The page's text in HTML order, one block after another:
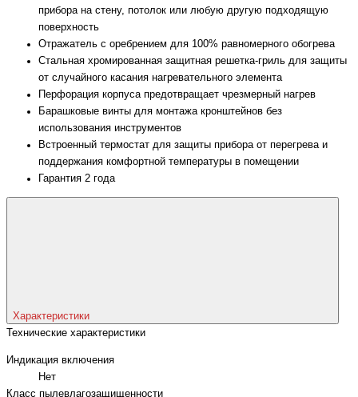
прибора на стену, потолок или любую другую подходящую
поверхность
Отражатель с оребрением для 100% равномерного обогрева
Стальная хромированная защитная решетка-гриль для защиты
от случайного касания нагревательного элемента
Перфорация корпуса предотвращает чрезмерный нагрев
Барашковые винты для монтажа кронштейнов без
использования инструментов
Встроенный термостат для защиты прибора от перегрева и
поддержания комфортной температуры в помещении
Гарантия 2 года
Характеристики
Технические характеристики
Индикация включения
Нет
Класс пылевлагозащищенности